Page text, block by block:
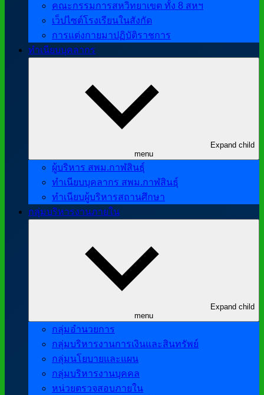
คณะกรรมการสหวิทยาเขต ทั้ง 8 สหฯ
เว็ปไซต์โรงเรียนในสังกัด
การแต่งกายมาปฏิบัติราชการ
ทำเนียบบุคลากร
Expand child
menu
ผู้บริหาร สพม.กาฬสินธุ์
ทำเนียบบุคลากร สพม.กาฬสินธุ์
ทำเนียบผู้บริหารสถานศึกษา
กลุ่มบริหารงานภายใน
Expand child
menu
กลุ่มอำนวยการ
กลุ่มบริหารงานการเงินและสินทรัพย์
กลุ่มนโยบายและแผน
กลุ่มบริหารงานบุคคล
หน่วยตรวจสอบภายใน